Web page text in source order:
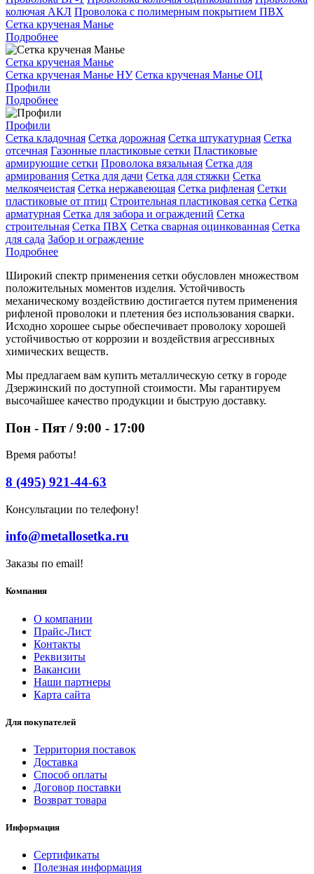
колючая АКЛ Проволока с полимерным покрытием ПВХ
Сетка крученая Манье
Подробнее
Сетка крученая Манье
Сетка крученая Манье НУ Сетка крученая Манье ОЦ
Профили
Подробнее
Профили
Сетка кладочная Сетка дорожная Сетка штукатурная Сетка
отсечная Газонные пластиковые сетки Пластиковые
армирующие сетки Проволока вязальная Сетка для
армирования Сетка для дачи Сетка для стяжки Сетка
мелкоячеистая Сетка нержавеющая Сетка рифленая Сетки
пластиковые от птиц Строительная пластиковая сетка Сетка
арматурная Сетка для забора и ограждений Сетка
строительная Сетка ПВХ Сетка сварная оцинкованная Сетка
для сада Забор и ограждение
Подробнее
Широкий спектр применения сетки обусловлен множеством
положительных моментов изделия. Устойчивость
механическому воздействию достигается путем применения
рифленой проволоки и плетения без использования сварки.
Исходно хорошее сырье обеспечивает проволоку хорошей
устойчивостью от коррозии и воздействия агрессивных
химических веществ.
Мы предлагаем вам купить металлическую сетку в городе
Дзержинский по доступной стоимости. Мы гарантируем
высочайшее качество продукции и быструю доставку.
Пон - Пят / 9:00 - 17:00
Время работы!
8 (495) 921-44-63
Консультации по телефону!
info@metallosetka.ru
Заказы по email!
Компания
О компании
Прайс-Лист
Контакты
Реквизиты
Вакансии
Наши партнеры
Карта сайта
Для покупателей
Территория поставок
Доставка
Способ оплаты
Договор поставки
Возврат товара
Информация
Сертификаты
Полезная информация